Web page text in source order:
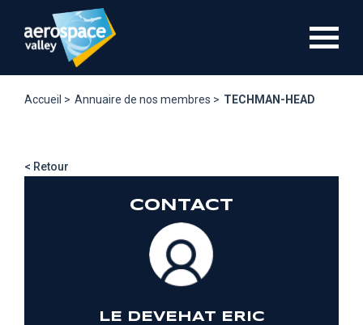
contenu
Accueil > Annuaire de nos membres > TECHMAN-HEAD
< Retour
CONTACT
LE DEVEHAT ERIC